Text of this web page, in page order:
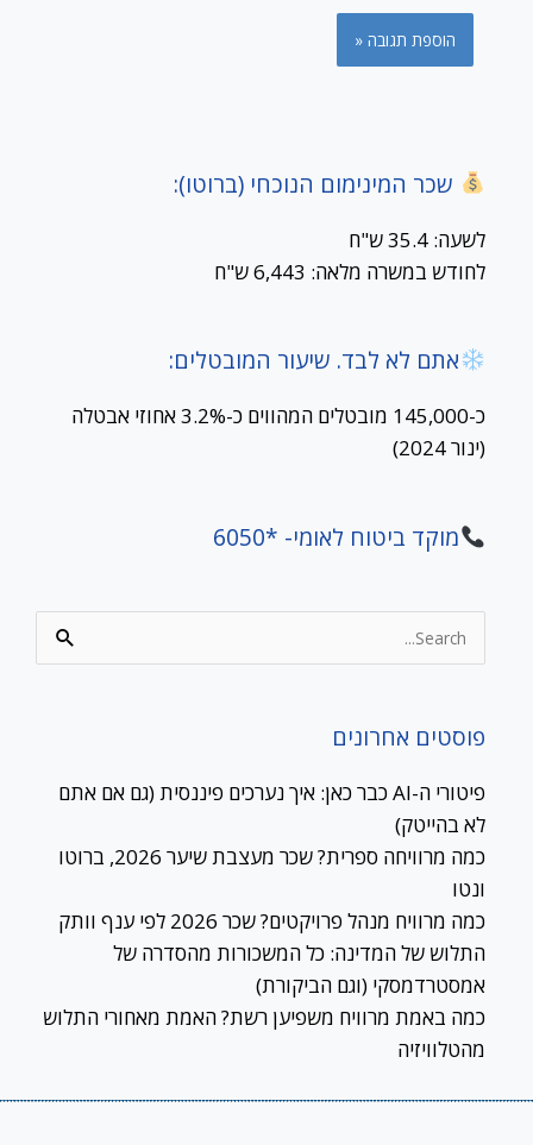
שכר המינימום הנוכחי (ברוטו):
לשעה: 35.4 ש"ח
לחודש במשרה מלאה: 6,443 ש"ח
אתם לא לבד. שיעור המובטלים:
כ-145,000 מובטלים המהווים כ-3.2% אחוזי אבטלה
(ינור 2024)
מוקד ביטוח לאומי- *6050
Search
for:
פוסטים אחרונים
פיטורי ה-AI כבר כאן: איך נערכים פיננסית (גם אם אתם
לא בהייטק)
כמה מרוויחה ספרית? שכר מעצבת שיער 2026, ברוטו
ונטו
כמה מרוויח מנהל פרויקטים? שכר 2026 לפי ענף וותק
התלוש של המדינה: כל המשכורות מהסדרה של
אמסטרדמסקי (וגם הביקורת)
כמה באמת מרוויח משפיען רשת? האמת מאחורי התלוש
מהטלוויזיה